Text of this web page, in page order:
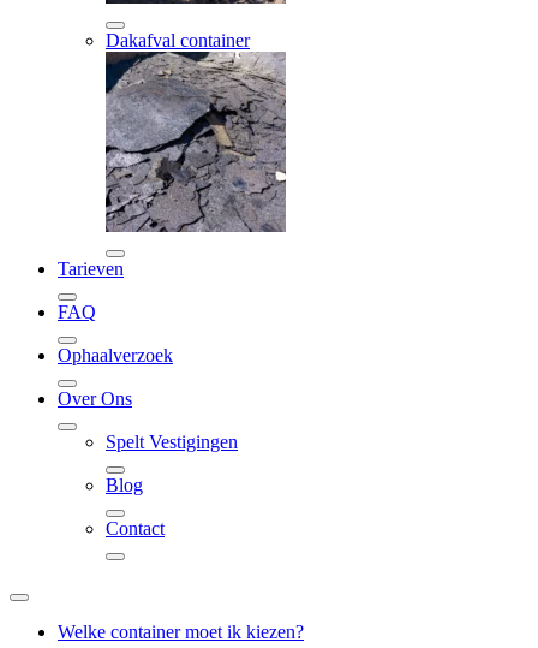
Dakafval container
Tarieven
FAQ
Ophaalverzoek
Over Ons
Spelt Vestigingen
Blog
Contact
Welke container moet ik kiezen?